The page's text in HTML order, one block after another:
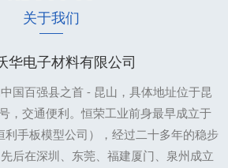
关于我们
华电子材料有限公司
国百强县之首 - 昆山，具体地址位于昆
，交通便利。恒荣工业前身最早成立于
手板模型公司），经过二十多年的稳步
后在深圳、东莞、福建厦门、泉州成立